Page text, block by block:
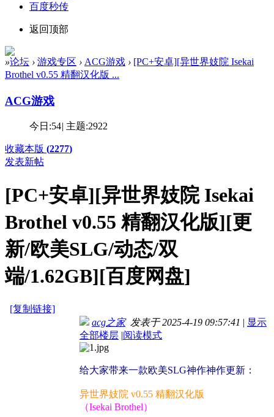
百度秒传
返回顶部
»论坛 › 游戏专区 › ACG游戏 › [PC+安卓][异世界妓院 Isekai
Brothel v0.55 精翻汉化版 ...
ACG游戏
今日:54| 主题:2922
收藏本版 (2277)
发表新帖
[PC+安卓][异世界妓院 Isekai
Brothel v0.55 精翻汉化版][更
新/欧美SLG/动态/双
端/1.62GB][百度网盘]
[复制链接]
acg之家发表于 2025-4-19 09:57:41 | 显示
全部楼层 |阅读模式
给大家带来一款欧美SLG神作神作更新：
异世界妓院 v0.55 精翻汉化版
（Isekai Brothel）